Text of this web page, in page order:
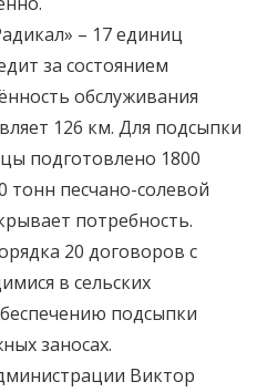
– 17 единиц
за состоянием
обслуживания
126 км. Для подсыпки
подготовлено 1800
тонн песчано-солевой
потребность.
20 договоров с
в сельских
подсыпки
заносах.
Виктор